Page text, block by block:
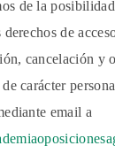
de la
de
cancelación y
carácter
email a